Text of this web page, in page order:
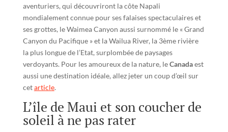
aventuriers, qui découvriront la côte Napali
mondialement connue pour ses falaises spectaculaires et
ses grottes, le Waimea Canyon aussi surnommé le « Grand
Canyon du Pacifique » et la Wailua River, la 3ème rivière
la plus longue de l’Etat, surplombée de paysages
verdoyants. Pour les amoureux de la nature, leCanadaest
aussi une destination idéale, allez jeter un coup d’œil sur
cetarticle.
L’île de Maui et son coucher de
soleil à ne pas rater